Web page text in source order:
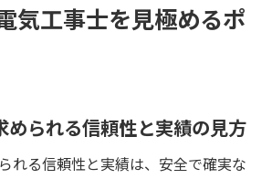
気工事士を見極めるポ
められる信頼性と実績の見方
れる信頼性と実績は、安全で確実な